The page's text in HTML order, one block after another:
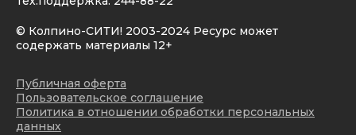
© Колпино-СИТИ! 2003-2024 Ресурс может
содержать материалы 12+
Публичная оферта
Пользовательское соглашение
Политика в отношении обработки персональных
данных